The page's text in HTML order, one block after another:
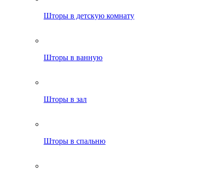
Шторы в детскую комнату
Шторы в ванную
Шторы в зал
Шторы в спальню